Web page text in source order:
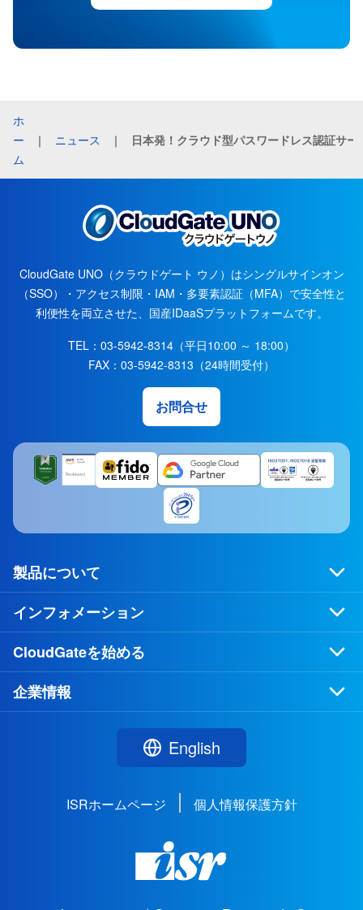
ホ
ー
ム
｜ ニュース ｜
CloudGate UNO（クラウドゲート ウノ）はシングルサインオン
（SSO）・アクセス制限・IAM・多要素認証（MFA）で安全性と
利便性を両立させた、国産IDaaSプラットフォームです。
TEL： 03-5942-8314 （平日10:00 ～ 18:00）
FAX： 03-5942-8313 （24時間受付）
お問合せ
製品について
インフォメーション
CloudGateを始める
企業情報
English
ISRホームページ 個人情報保護方針